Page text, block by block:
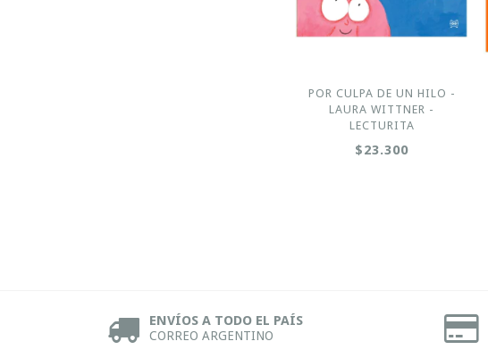
POR CULPA DE UN HILO -
LAURA WITTNER -
LECTURITA
$23.300
ENVÍOS A TODO EL PAÍS
CORREO ARGENTINO